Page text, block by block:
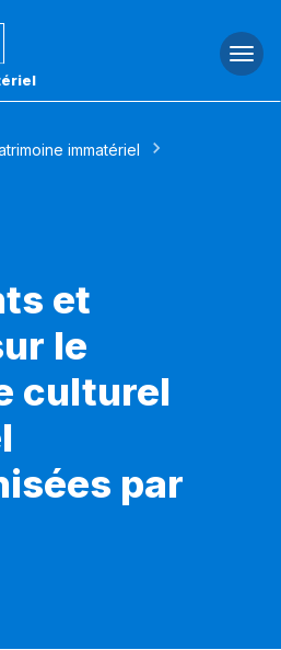
immatériel
et
le
culturel
par